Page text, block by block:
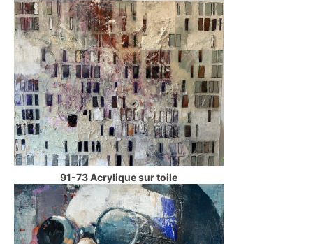
91-73 Acrylique sur toile